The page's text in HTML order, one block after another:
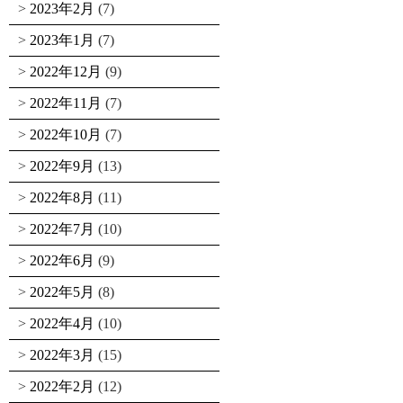
2023年2月 (7)
2023年1月 (7)
2022年12月 (9)
2022年11月 (7)
2022年10月 (7)
2022年9月 (13)
2022年8月 (11)
2022年7月 (10)
2022年6月 (9)
2022年5月 (8)
2022年4月 (10)
2022年3月 (15)
2022年2月 (12)